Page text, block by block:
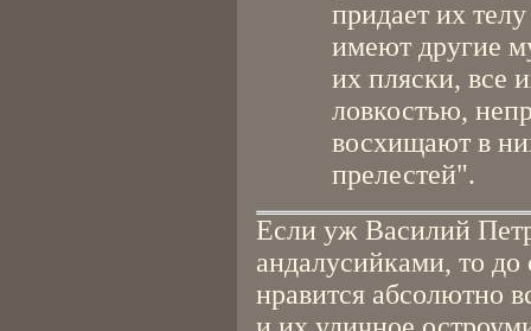
придает их
имеют другие
их пляски, все
ловкостью,
восхищают в
прелестей".
Если уж Василий
андалусийками, то
нравится абсолютно